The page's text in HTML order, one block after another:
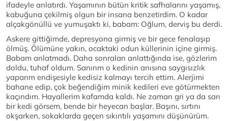
ifadeyle anlatırdı. Yaşamının bütün kritik safhalarını yaşamış,
kabuğuna çekilmiş olgun bir insana benzetirdim. O kadar
alçakgönüllü ve yumuşaktı ki, babam: Oğlum, derviş bu derdi.
Askere gittiğimde, depresyona girmiş ve bir gece fenalaşıp
ölmüş. Ölümüne yakın, ocaktaki odun küllerinin içine girmiş.
Babam anlatmadı. Daha sonraları anlattığında ise, gözlerim
doldu, tuhaf oldum. Sanırım o kedinin anısına saygısızlık
yaparım endişesiyle kedisiz kalmayı tercih ettim. Alerjimi
bahane edip, çok beğendiğim minik kedileri eve götürmekten
kaçındım. Hayallerim kafamda kaldı. Ne zaman gri ya da sarı
bir kedi görsem, bende bir heyecan başlar. Başını, sırtını
okşarken, sokaklarda geçen sıkıntılı yaşamını düşünürüm.